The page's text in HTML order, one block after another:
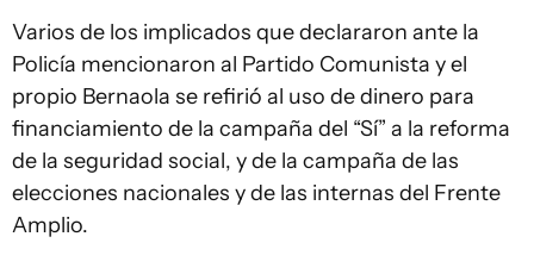
Varios de los implicados que declararon ante la
Policía mencionaron al Partido Comunista y el
propio Bernaola se refirió al uso de dinero para
financiamiento de la campaña del “Sí” a la reforma
de la seguridad social, y de la campaña de las
elecciones nacionales y de las internas del Frente
Amplio.